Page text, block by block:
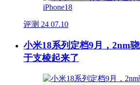
评测 24 07.10
小米18系列定档9月，2nm
于支棱起来了